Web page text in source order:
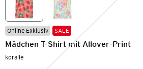
Online Exklusiv SALE
Mädchen T-Shirt mit Allover-Print
koralle